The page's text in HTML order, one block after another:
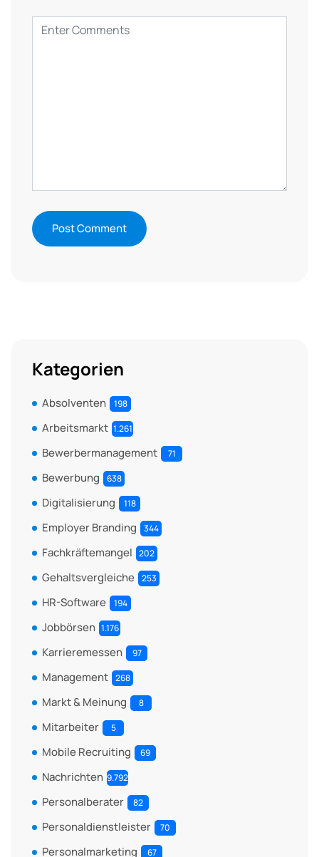
Kategorien
Absolventen 198
Arbeitsmarkt 1.261
Bewerbermanagement 71
Bewerbung 638
Digitalisierung 118
Employer Branding 344
Fachkräftemangel 202
Gehaltsvergleiche 253
HR-Software 194
Jobbörsen 1.176
Karrieremessen 97
Management 268
Markt & Meinung 8
Mitarbeiter 5
Mobile Recruiting 69
Nachrichten 9.792
Personalberater 82
Personaldienstleister 70
Personalmarketing 67